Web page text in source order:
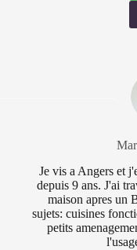
Je vis a Angers et
depuis 9 ans. J'ai
maison apres un
sujets: cuisines
petits